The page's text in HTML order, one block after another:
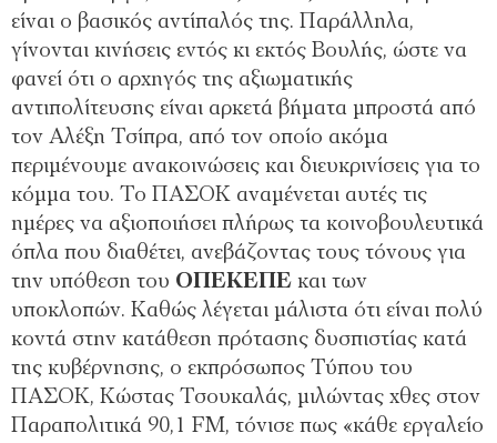
είναι ο βασικός αντίπαλός της. Παράλληλα,
γίνονται κινήσεις εντός κι εκτός Βουλής, ώστε να
φανεί ότι ο αρχηγός της αξιωματικής
αντιπολίτευσης είναι αρκετά βήματα μπροστά από
τον Αλέξη Τσίπρα, από τον οποίο ακόμα
περιμένουμε ανακοινώσεις και διευκρινίσεις για το
κόμμα του. Το ΠΑΣΟΚ αναμένεται αυτές τις
ημέρες να αξιοποιήσει πλήρως τα κοινοβουλευτικά
όπλα που διαθέτει, ανεβάζοντας τους τόνους για
την υπόθεση του ΟΠΕΚΕΠΕ και των
υποκλοπών. Καθώς λέγεται μάλιστα ότι είναι πολύ
κοντά στην κατάθεση πρότασης δυσπιστίας κατά
της κυβέρνησης, ο εκπρόσωπος Τύπου του
ΠΑΣΟΚ, Κώστας Τσουκαλάς, μιλώντας χθες στον
Παραπολιτικά 90,1 FM, τόνισε πως «κάθε εργαλείο